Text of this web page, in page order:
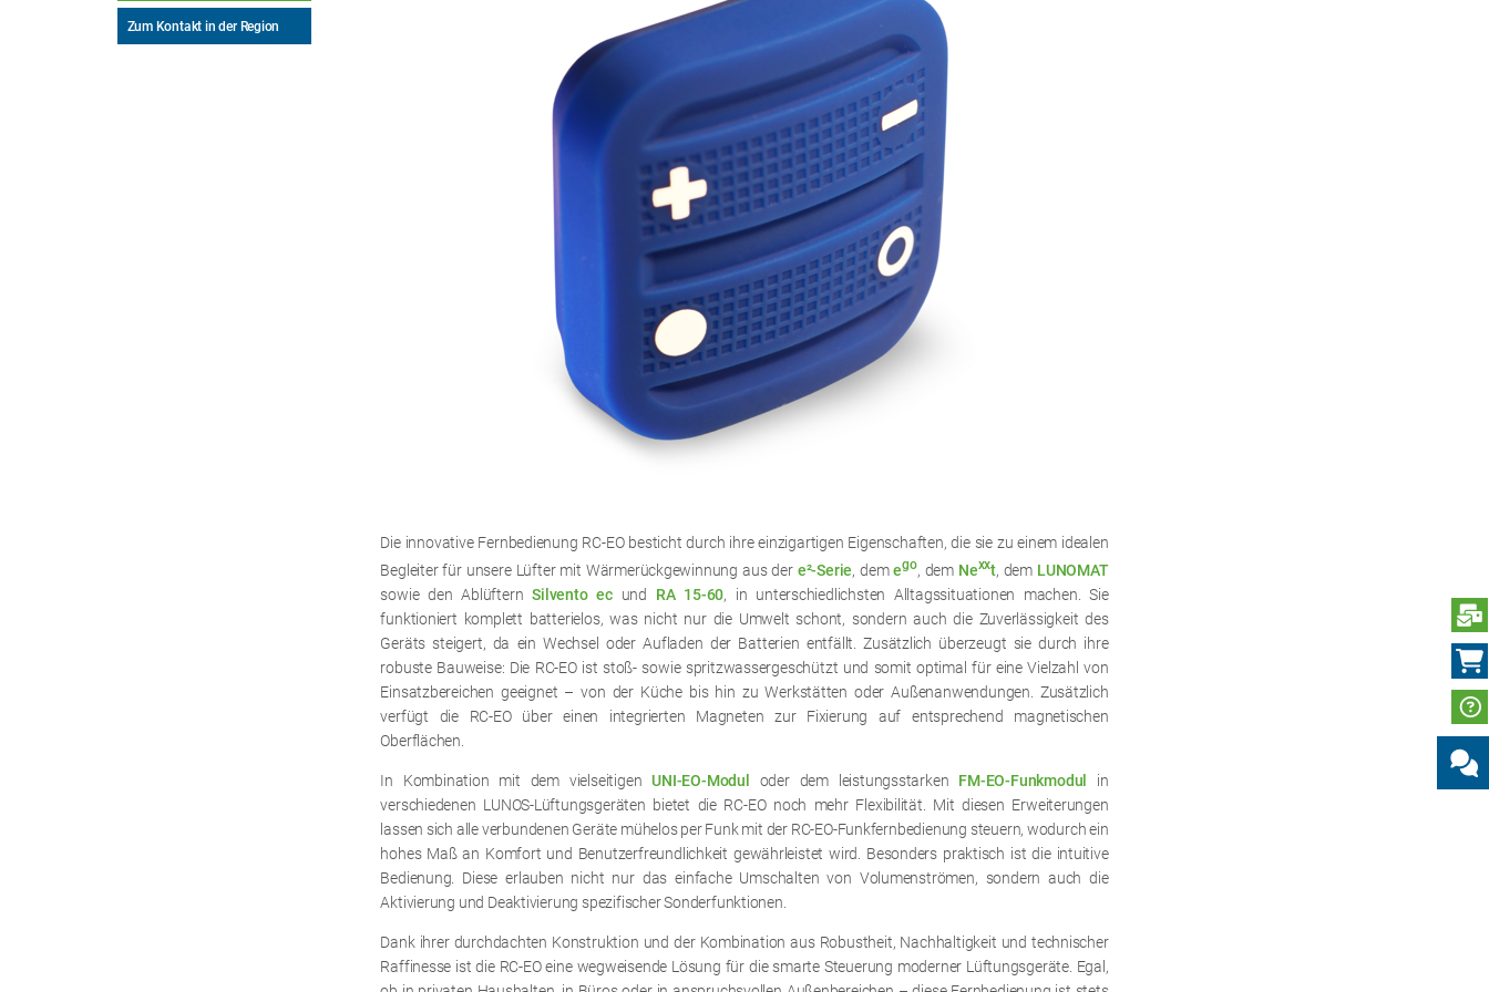
Zum Kontakt in der Region
Die innovative Fernbedienung RC-EO besticht durch ihre einzigartigen Eigenschaften, die sie zu einem idealen
Begleiter für unsere Lüfter mit Wärmerückgewinnung aus der e²-Serie, demego, dem Nexxt, dem LUNOMAT
sowie den AblüfternSilvento ecund RA 15-60, in unterschiedlichsten Alltagssituationen machen. Sie
funktioniert komplett batterielos, was nicht nur die Umwelt schont, sondern auch die Zuverlässigkeit des
Geräts steigert, da ein Wechsel oder Aufladen der Batterien entfällt. Zusätzlich überzeugt sie durch ihre
robuste Bauweise: Die RC-EO ist stoß- sowie spritzwassergeschützt und somit optimal für eine Vielzahl von
Einsatzbereichen geeignet – von der Küche bis hin zu Werkstätten oder Außenanwendungen. Zusätzlich
verfügt die RC-EO über einen integrierten Magneten zur Fixierung auf entsprechend magnetischen
Oberflächen.
In Kombination mit dem vielseitigenUNI-EO-Modul oder dem leistungsstarken FM-EO-Funkmodul
in
verschiedenen LUNOS-Lüftungsgeräten bietet die RC-EO noch mehr Flexibilität. Mit diesen Erweiterungen
lassen sich alle verbundenen Geräte mühelos per Funk mit der RC-EO-Funkfernbedienung steuern, wodurch ein
hohes Maß an Komfort und Benutzerfreundlichkeit gewährleistet wird. Besonders praktisch ist die intuitive
Bedienung. Diese erlauben nicht nur das einfache Umschalten von Volumenströmen, sondern auch die
Aktivierung und Deaktivierung spezifischer Sonderfunktionen.
Dank ihrer durchdachten Konstruktion und der Kombination aus Robustheit, Nachhaltigkeit und technischer
Raffinesse ist die RC-EO eine wegweisende Lösung für die smarte Steuerung moderner Lüftungsgeräte. Egal,